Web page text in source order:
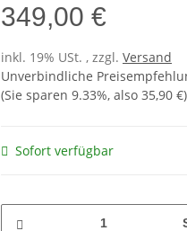
349,00 €
inkl. 19% USt. , zzgl. Versand
Unverbindliche
(Sie sparen 9.33%, also 35,90 €)
Sofort verfügbar